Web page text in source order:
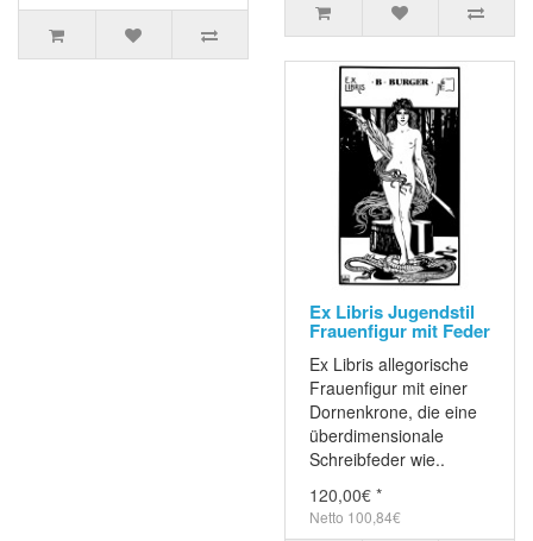
Ex Libris Jugendstil
Frauenfigur mit Feder
Ex Libris allegorische
Frauenfigur mit einer
Dornenkrone, die eine
überdimensionale
Schreibfeder wie..
120,00€ *
Netto 100,84€